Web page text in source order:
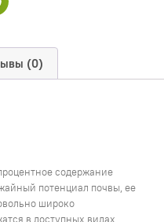
(0)
содержание
потенциал почвы, ее
широко
в доступных видах